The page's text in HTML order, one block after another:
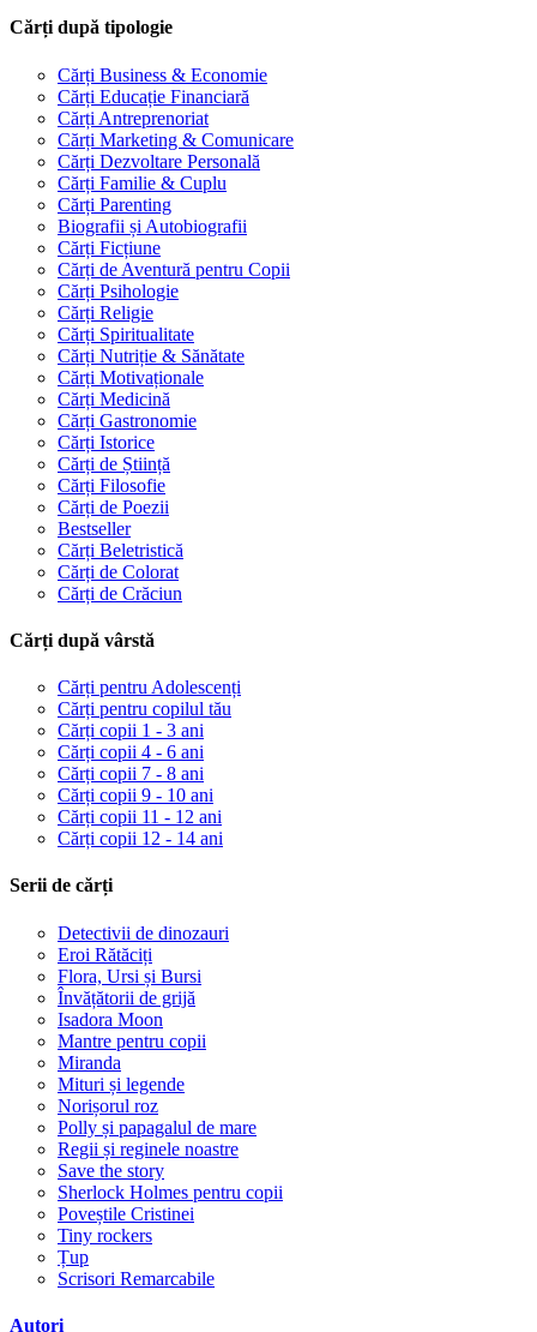
Cărți după tipologie
Cărți Business & Economie
Cărți Educație Financiară
Cărți Antreprenoriat
Cărți Marketing & Comunicare
Cărți Dezvoltare Personală
Cărți Familie & Cuplu
Cărți Parenting
Biografii și Autobiografii
Cărți Ficțiune
Cărți de Aventură pentru Copii
Cărți Psihologie
Cărți Religie
Cărți Spiritualitate
Cărți Nutriție & Sănătate
Cărți Motivaționale
Cărți Medicină
Cărți Gastronomie
Cărți Istorice
Cărți de Știință
Cărți Filosofie
Cărți de Poezii
Bestseller
Cărți Beletristică
Cărți de Colorat
Cărți de Crăciun
Cărți după vârstă
Cărți pentru Adolescenți
Cărți pentru copilul tău
Cărți copii 1 - 3 ani
Cărți copii 4 - 6 ani
Cărți copii 7 - 8 ani
Cărți copii 9 - 10 ani
Cărți copii 11 - 12 ani
Cărți copii 12 - 14 ani
Serii de cărți
Detectivii de dinozauri
Eroi Rătăciți
Flora, Ursi și Bursi
Învățătorii de grijă
Isadora Moon
Mantre pentru copii
Miranda
Mituri și legende
Norișorul roz
Polly și papagalul de mare
Regii și reginele noastre
Save the story
Sherlock Holmes pentru copii
Poveștile Cristinei
Tiny rockers
Țup
Scrisori Remarcabile
Autori